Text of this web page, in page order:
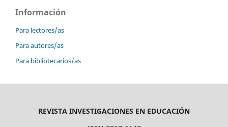
Información
Para lectores/as
Para autores/as
Para bibliotecarios/as
REVISTA INVESTIGACIONES EN EDUCACIÓN